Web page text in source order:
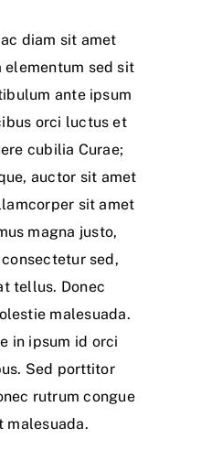
diam sit amet
elementum sed sit
ante ipsum
orci luctus et
cubilia Curae;
auctor sit amet
sit amet
magna justo,
sed,
tellus. Donec
malesuada.
in ipsum id orci
Sed porttitor
rutrum congue
malesuada.